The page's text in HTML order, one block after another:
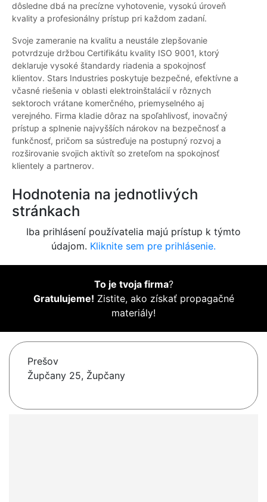
dôsledne dbá na precízne vyhotovenie, vysokú úroveň
kvality a profesionálny prístup pri každom zadaní.
Svoje zameranie na kvalitu a neustále zlepšovanie
potvrdzuje držbou Certifikátu kvality ISO 9001, ktorý
deklaruje vysoké štandardy riadenia a spokojnosť
klientov. Stars Industries poskytuje bezpečné, efektívne a
včasné riešenia v oblasti elektroinštalácií v rôznych
sektoroch vrátane komerčného, priemyselného aj
verejného. Firma kladie dôraz na spoľahlivosť, inovačný
prístup a splnenie najvyšších nárokov na bezpečnosť a
funkčnosť, pričom sa sústreďuje na postupný rozvoj a
rozširovanie svojich aktivít so zreteľom na spokojnosť
klientely a partnerov.
Hodnotenia na jednotlivých
stránkach
Iba prihlásení používatelia majú prístup k týmto
údajom. Kliknite sem pre prihlásenie.
To je tvoja firma?
Gratulujeme! Zistite, ako získať propagačné
materiály!
Prešov
Župčany 25, Župčany